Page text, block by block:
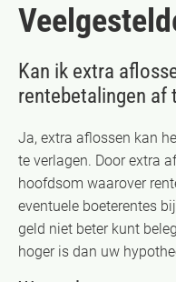
Kan ik extra
rentebetalingen af
Ja, extra aflossen kan
te verlagen. Door extra
hoofdsom waarover
eventuele boeterentes
geld niet beter kunt
hoger is dan uw